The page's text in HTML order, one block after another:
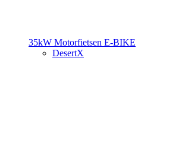
35kW Motorfietsen E-BIKE
DesertX